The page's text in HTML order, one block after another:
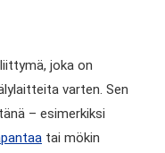
joka on
varten. Sen
– esimerkiksi
tai mökin